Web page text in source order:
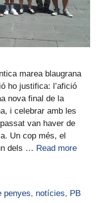
marea blaugrana
ho justifica: l’afició
nova final de la
i celebrar amb les
van haver de
Un cop més, el
dels … Read more
penyes, notícies, PB